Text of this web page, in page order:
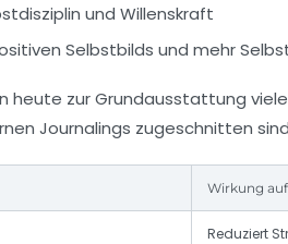
und Willenskraft
Selbstbilds und mehr
heute zur Grundausstattung
Journalings zugeschnitten
Wirkung
Reduziert